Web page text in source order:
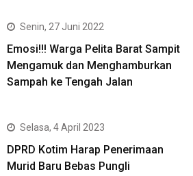
Senin, 27 Juni 2022
Emosi!!! Warga Pelita Barat Sampit
Mengamuk dan Menghamburkan
Sampah ke Tengah Jalan
Selasa, 4 April 2023
DPRD Kotim Harap Penerimaan
Murid Baru Bebas Pungli